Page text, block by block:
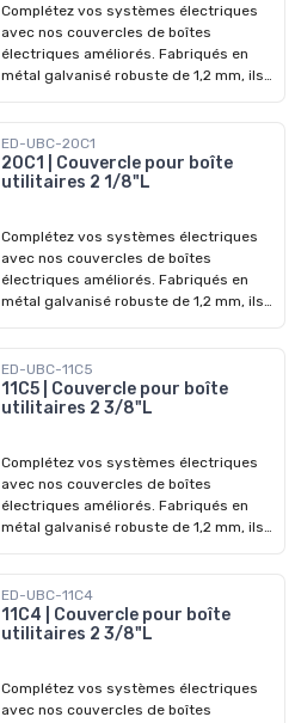
Complétez vos systèmes électriques
avec nos couvercles de boîtes
électriques améliorés. Fabriqués en
métal galvanisé robuste de 1,2 mm, ils
ED-UBC-20C1
20C1 | Couvercle pour boîte
utilitaires 2 1/8"L
Complétez vos systèmes électriques
avec nos couvercles de boîtes
électriques améliorés. Fabriqués en
métal galvanisé robuste de 1,2 mm, ils
ED-UBC-11C5
11C5 | Couvercle pour boîte
utilitaires 2 3/8"L
Complétez vos systèmes électriques
avec nos couvercles de boîtes
électriques améliorés. Fabriqués en
métal galvanisé robuste de 1,2 mm, ils
ED-UBC-11C4
11C4 | Couvercle pour boîte
utilitaires 2 3/8"L
Complétez vos systèmes électriques
avec nos couvercles de boîtes